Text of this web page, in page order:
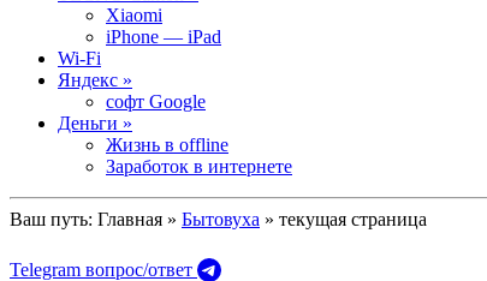
Xiaomi
iPhone — iPad
Wi-Fi
Яндекс »
софт Google
Деньги »
Жизнь в offline
Заработок в интернете
Ваш путь: Главная » Бытовуха » текущая страница
Telegram вопрос/ответ